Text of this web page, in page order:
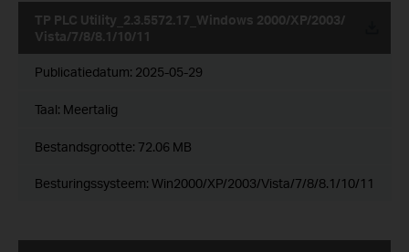
TP PLC Utility_2.3.5572.17_Windows 2000/XP/2003/
Vista/7/8/8.1/10/11
Publicatiedatum: 2025-05-29
Taal: Meertalig
Bestandsgrootte: 72.06 MB
Besturingssysteem: Win2000/XP/2003/Vista/7/8/8.1/10/11